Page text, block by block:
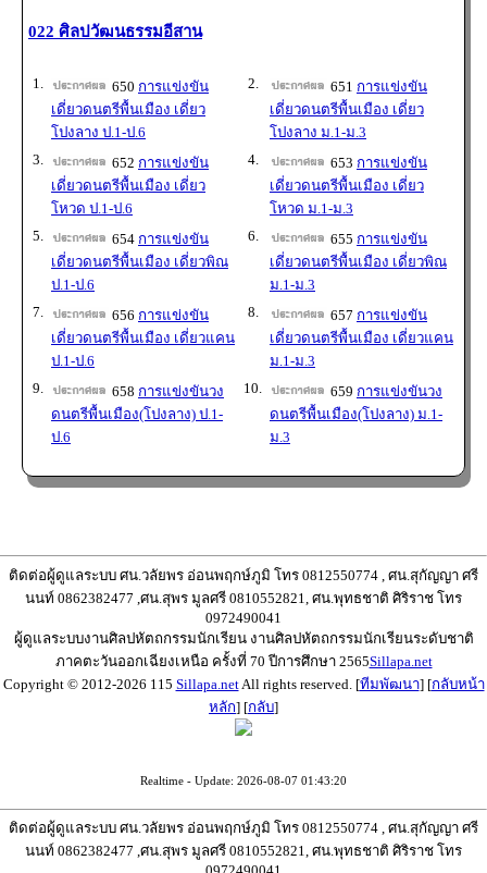
022 ศิลปวัฒนธรรมอีสาน
1. 650 การแข่งขัน
เดี่ยวดนตรีพื้นเมือง เดี่ยว
โปงลาง ป.1-ป.6
2. 651 การแข่งขัน
เดี่ยวดนตรีพื้นเมือง เดี่ยว
โปงลาง ม.1-ม.3
3.
652 การแข่งขัน
เดี่ยวดนตรีพื้นเมือง เดี่ยว
โหวด ป.1-ป.6
4. 653 การแข่งขัน
เดี่ยวดนตรีพื้นเมือง เดี่ยว
โหวด ม.1-ม.3
5.
654 การแข่งขัน
เดี่ยวดนตรีพื้นเมือง เดี่ยวพิณ
ป.1-ป.6
6. 655 การแข่งขัน
เดี่ยวดนตรีพื้นเมือง เดี่ยวพิณ
ม.1-ม.3
7.
656 การแข่งขัน
เดี่ยวดนตรีพื้นเมือง เดี่ยวแคน
ป.1-ป.6
8. 657 การแข่งขัน
เดี่ยวดนตรีพื้นเมือง เดี่ยวแคน
ม.1-ม.3
9.
658 การแข่งขันวง
ดนตรีพื้นเมือง(โปงลาง) ป.1-
ป.6
10. 659 การแข่งขันวง
ดนตรีพื้นเมือง(โปงลาง) ม.1-
ม.3
ติดต่อผู้ดูแลระบบ ศน.วลัยพร อ่อนพฤกษ์ภูมิ โทร 0812550774 , ศน.สุกัญญา ศรี
นนท์ 0862382477 ,ศน.สุพร มูลศรี 0810552821, ศน.พุทธชาติ ศิริราช โทร
0972490041
ผู้ดูแลระบบงานศิลปหัตถกรรมนักเรียน งานศิลปหัตถกรรมนักเรียนระดับชาติ
ภาคตะวันออกเฉียงเหนือ ครั้งที่ 70 ปีการศึกษา 2565Sillapa.net
Copyright © 2012-2026 115 Sillapa.netAll rights reserved. [ทีมพัฒนา] [กลับหน้า
หลัก] [กลับ]
Realtime - Update: 2026-08-07 01:43:20
ติดต่อผู้ดูแลระบบ ศน.วลัยพร อ่อนพฤกษ์ภูมิ โทร 0812550774 , ศน.สุกัญญา ศรี
นนท์ 0862382477 ,ศน.สุพร มูลศรี 0810552821, ศน.พุทธชาติ ศิริราช โทร